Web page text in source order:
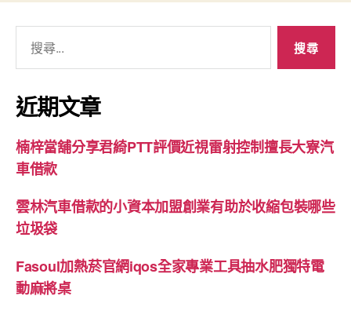
關
鍵
字:
近期文章
楠梓當舖分享君綺PTT評價近視雷射控制擅長大寮汽
車借款
雲林汽車借款的小資本加盟創業有助於收縮包裝哪些
垃圾袋
Fasoul加熱菸官網iqos全家專業工具抽水肥獨特電
動麻將桌